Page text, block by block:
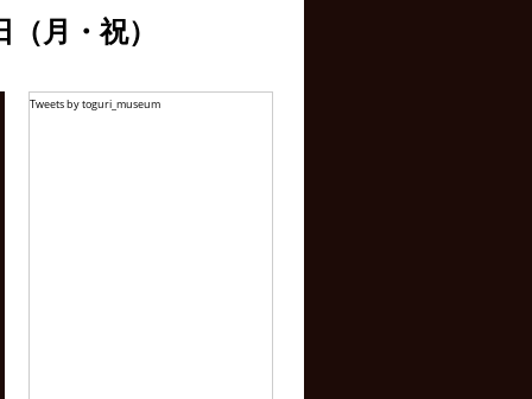
月・祝）
Tweets by toguri_museum